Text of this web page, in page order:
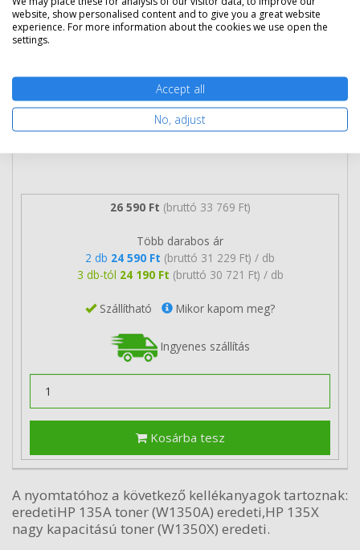
26 590 Ft (bruttó 33 769 Ft)
Több darabos ár
2 db 24 590 Ft (bruttó 31 229 Ft) / db
3 db-tól 24 190 Ft (bruttó 30 721 Ft) / db
Szállítható Mikor kapom meg?
Ingyenes szállítás
Kosárba tesz
A nyomtatóhoz a következő kellékanyagok tartoznak:
eredetiHP 135A toner (W1350A) eredeti,HP 135X
nagy kapacitású toner (W1350X) eredeti.
website, show personalised content and to give you a great website
experience. For more information about the cookies we use open the
settings.
Accept all
No, adjust